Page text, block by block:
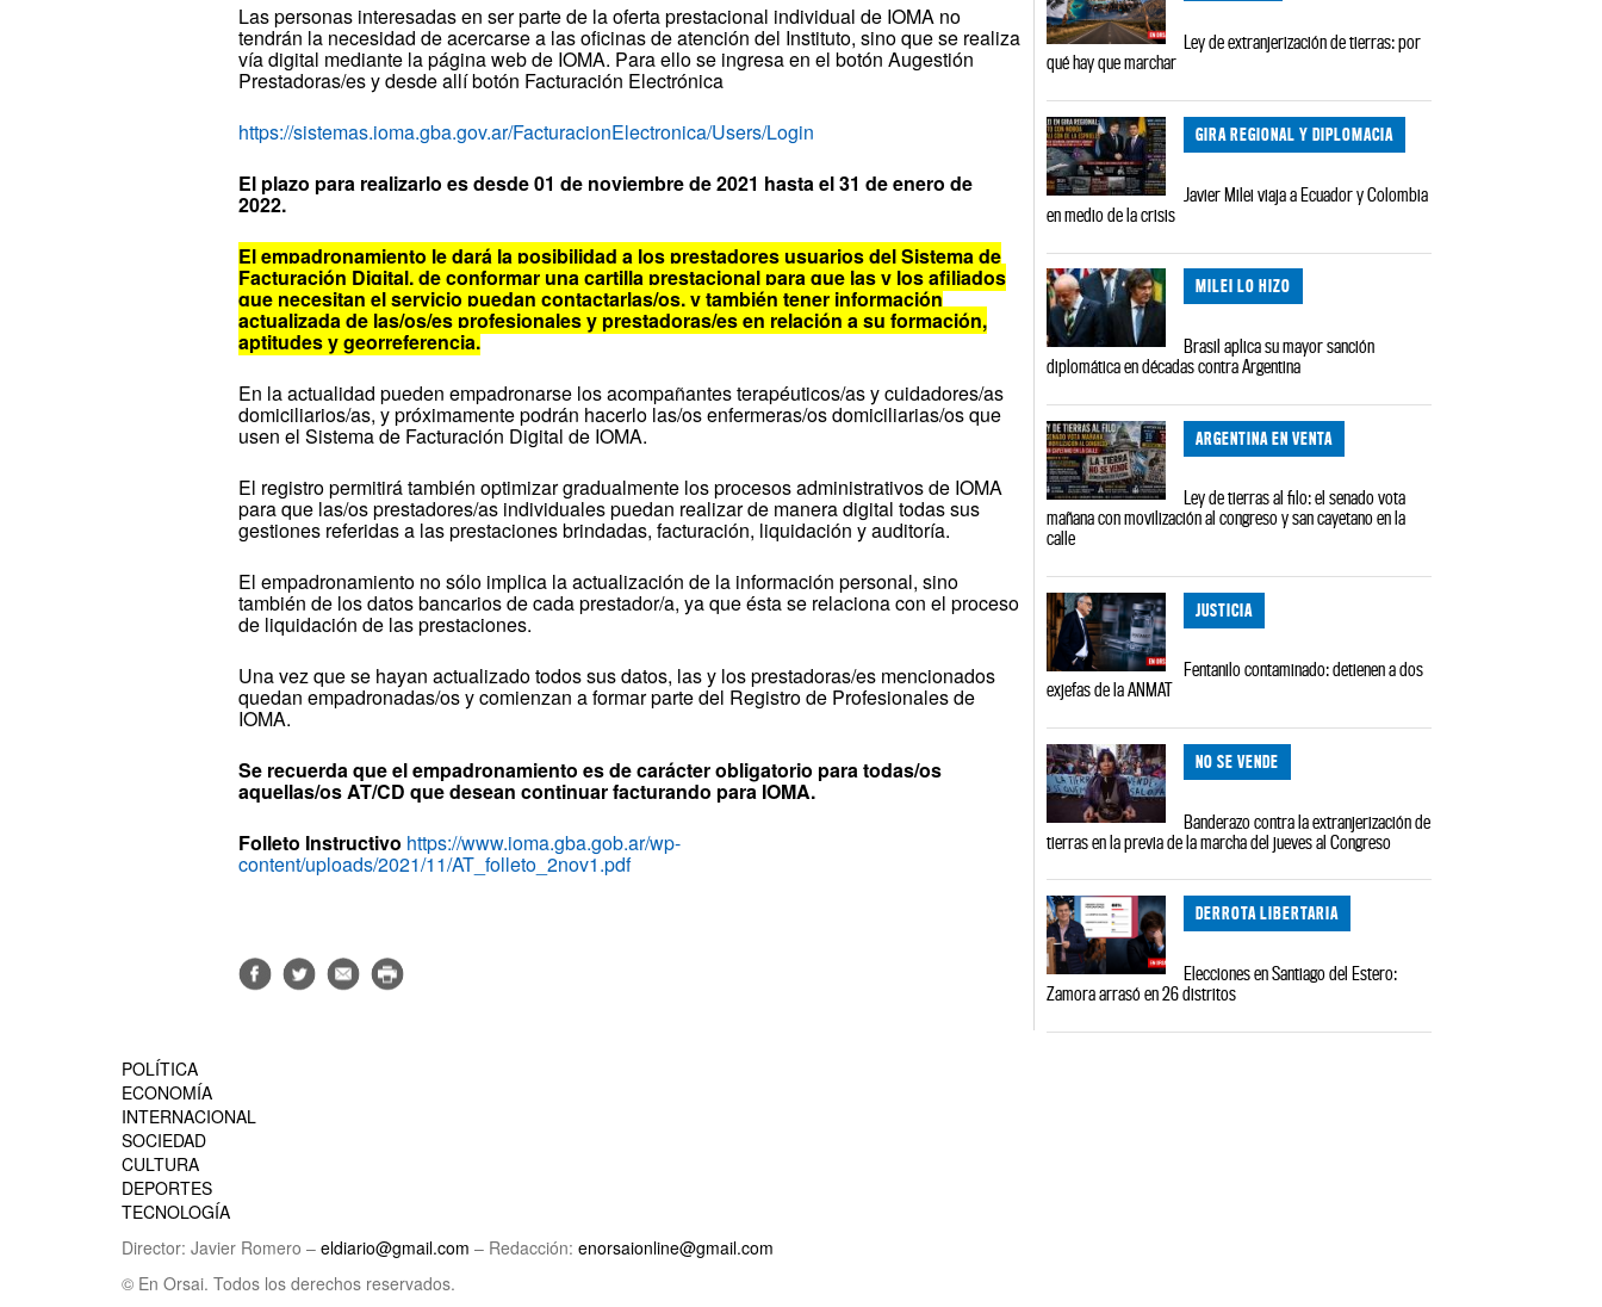
Las personas interesadas en ser parte de la oferta prestacional individual de IOMA no
tendrán la necesidad de acercarse a las oficinas de atención del Instituto, sino que se realiza
vía digital mediante la página web de IOMA. Para ello se ingresa en el botón Augestión
Prestadoras/es y desde allí botón Facturación Electrónica
https://sistemas.ioma.gba.gov.ar/FacturacionElectronica/Users/Login
El plazo para realizarlo es desde 01 de noviembre de 2021 hasta el 31 de enero de
2022.
El empadronamiento le dará la posibilidad a los prestadores usuarios del Sistema de
Facturación Digital, de conformar una cartilla prestacional para que las y los afiliados
que necesitan el servicio puedan contactarlas/os, y también tener información
actualizada de las/os/es profesionales y prestadoras/es en relación a su formación,
aptitudes y georreferencia.
En la actualidad pueden empadronarse los acompañantes terapéuticos/as y cuidadores/as
domiciliarios/as, y próximamente podrán hacerlo las/os enfermeras/os domiciliarias/os que
usen el Sistema de Facturación Digital de IOMA.
El registro permitirá también optimizar gradualmente los procesos administrativos de IOMA
para que las/os prestadores/as individuales puedan realizar de manera digital todas sus
gestiones referidas a las prestaciones brindadas, facturación, liquidación y auditoría.
El empadronamiento no sólo implica la actualización de la información personal, sino
también de los datos bancarios de cada prestador/a, ya que ésta se relaciona con el proceso
de liquidación de las prestaciones.
Una vez que se hayan actualizado todos sus datos, las y los prestadoras/es mencionados
quedan empadronadas/os y comienzan a formar parte del Registro de Profesionales de
IOMA.
Se recuerda que el empadronamiento es de carácter obligatorio para todas/os
aquellas/os AT/CD que desean continuar facturando para IOMA.
Folleto Instructivo https://www.ioma.gba.gob.ar/wp-
content/uploads/2021/11/AT_folleto_2nov1.pdf
Ley de extranjerización de tierras: por
qué hay que marchar
GIRA REGIONAL Y DIPLOMACIA
Javier Milei viaja a Ecuador y Colombia
en medio de la crisis
MILEI LO HIZO
Brasil aplica su mayor sanción
diplomática en décadas contra Argentina
ARGENTINA EN VENTA
Ley de tierras al filo: el senado vota
mañana con movilización al congreso y san cayetano en la
calle
JUSTICIA
Fentanilo contaminado: detienen a dos
exjefas de la ANMAT
NO SE VENDE
Banderazo contra la extranjerización de
tierras en la previa de la marcha del jueves al Congreso
DERROTA LIBERTARIA
Elecciones en Santiago del Estero:
Zamora arrasó en 26 distritos
POLÍTICA
ECONOMÍA
INTERNACIONAL
SOCIEDAD
CULTURA
DEPORTES
TECNOLOGÍA
Director: Javier Romero – eldiario@gmail.com – Redacción: enorsaionline@gmail.com
© En Orsai. Todos los derechos reservados.